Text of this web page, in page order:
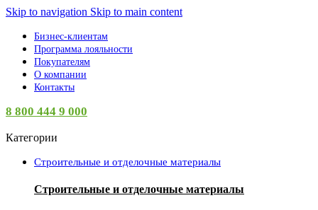
Skip to navigation Skip to main content
Бизнес-клиентам
Программа лояльности
Покупателям
О компании
Контакты
8 800 444 9 000
Категории
Строительные и отделочные материалы
Строительные и отделочные материалы